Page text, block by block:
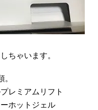
ちゃいます。
レミアムリフト
ホットジェル